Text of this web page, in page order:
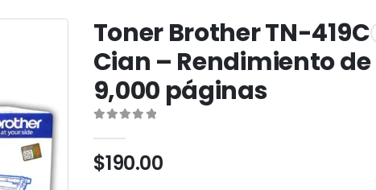
Toner Brother TN-419C
Cian – Rendimiento de
9,000 páginas
$190.00